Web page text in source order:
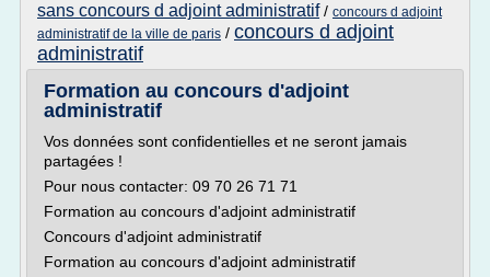
sans concours d adjoint administratif/ concours d adjoint
administratif de la ville de paris / concours d adjoint
administratif
Formation au concours d'adjoint
administratif
Vos données sont confidentielles et ne seront jamais
partagées !
Pour nous contacter: 09 70 26 71 71
Formation au concours d'adjoint administratif
Concours d'adjoint administratif
Formation au concours d'adjoint administratif